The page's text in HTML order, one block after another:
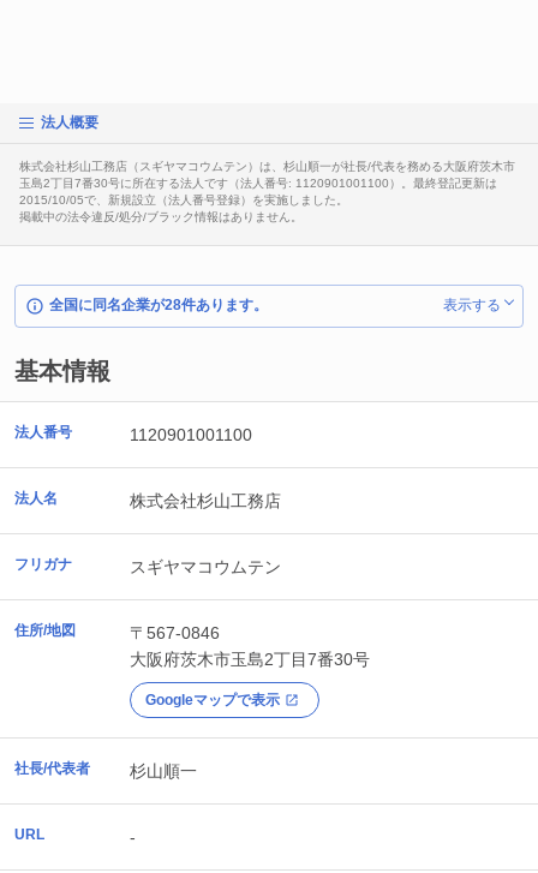
法人概要
株式会社杉山工務店（スギヤマコウムテン）は、杉山順一が社長/代表を務める大阪府茨木市
玉島2丁目7番30号に所在する法人です（法人番号: 1120901001100）。最終登記更新は
2015/10/05で、新規設立（法人番号登録）を実施しました。
掲載中の法令違反/処分/ブラック情報はありません。
全国に同名企業が28件あります。 表示する
基本情報
法人番号 1120901001100
法人名 株式会社杉山工務店
フリガナ スギヤマコウムテン
住所/地図
〒567-0846
大阪府茨木市玉島2丁目7番30号
Googleマップで表示
社長/代表者 杉山順一
URL -